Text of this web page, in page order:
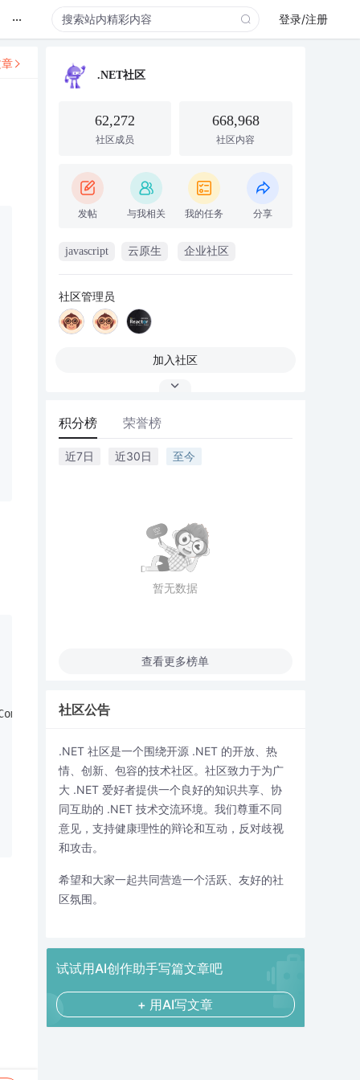
... 登录/注册
GetPayMentBillListSqName,
.NET社区
62,272
社区成员
668,968
社区内容
发帖 与我相关 我的任务 分享
javascript 云原生 企业社区
社区管理员
加入社区
积分榜 荣誉榜
近7日 近30日 至今
暂无数据
查看更多榜单
社区公告
.NET 社区是一个围绕开源 .NET 的开放、热
情、创新、包容的技术社区。社区致力于为广
大 .NET 爱好者提供一个良好的知识共享、协
同互助的 .NET 技术交流环境。我们尊重不同
意见，支持健康理性的辩论和互动，反对歧视
和攻击。
希望和大家一起共同营造一个活跃、友好的社
区氛围。
试试用AI创作助手写篇文章吧
+ 用AI写文章